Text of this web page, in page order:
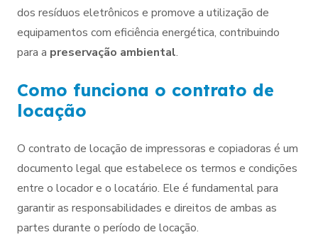
dos resíduos eletrônicos e promove a utilização de
equipamentos com eficiência energética, contribuindo
para a preservação ambiental.
Como funciona o contrato de
locação
O contrato de locação de impressoras e copiadoras é um
documento legal que estabelece os termos e condições
entre o locador e o locatário. Ele é fundamental para
garantir as responsabilidades e direitos de ambas as
partes durante o período de locação.